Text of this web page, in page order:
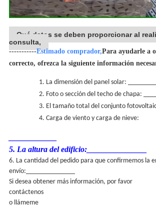
Qué datos se deben proporcionar al
consulta,
-----------Estimado comprador,Para ayudarle a
correcto, ofrezca la siguiente información
1. La dimensión del panel solar:
2. Foto o sección del techo de chapa:
3. El tamaño total del conjunto
4. Carga de viento y carga de nieve:
5. La altura del edificio:_______________
6. La cantidad del pedido para que confirmemos la
envío:______________
Si desea obtener más información, por favor
contáctenos
o llámeme